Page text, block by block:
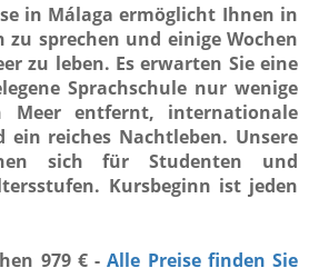
in Málaga ermöglicht Ihnen in
zu sprechen und einige Wochen
zu leben. Es erwarten Sie eine
Sprachschule nur wenige
Meer entfernt, internationale
ein reiches Nachtleben. Unsere
sich für Studenten und
Kursbeginn ist jeden
979 € -Alle Preise finden Sie